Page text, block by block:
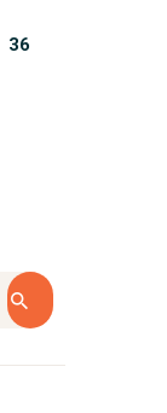
36